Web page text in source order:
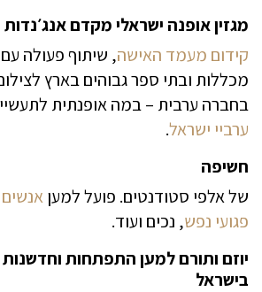
מגזין אופנה ישראלי מקדם
קידום מעמד האישה, שיתוף פעולה
מכללות ובתי ספר גבוהים בארץ
בחברה ערבית – במה אופנתית
ערביי ישראל.
חשיפה
של אלפי סטודנטים. פועל למעןאנשים
פגועי נפש, נכים ועוד.
יוזם ותורם למען התפתחות
בישראל